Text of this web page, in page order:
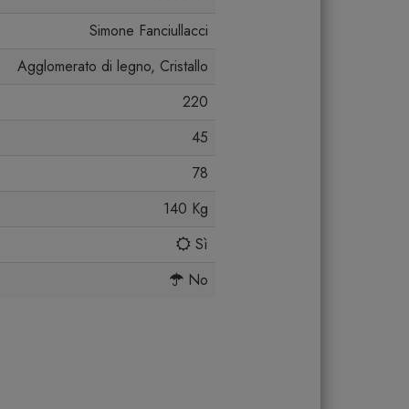
Simone Fanciullacci
Agglomerato di legno, Cristallo
220
45
78
140 Kg
Sì
No